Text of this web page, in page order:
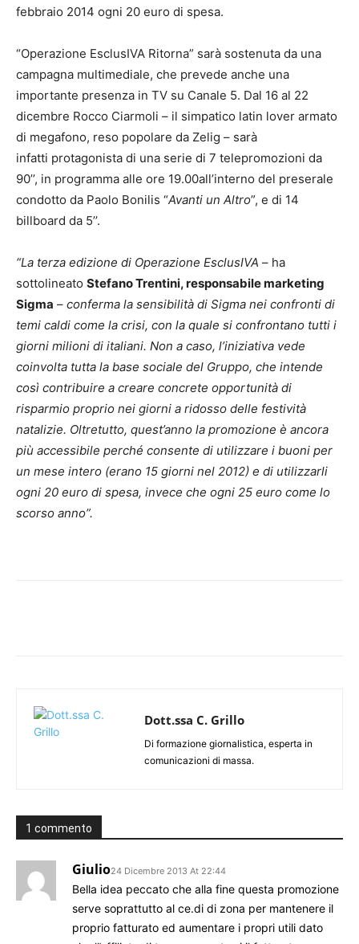
febbraio 2014 ogni 20 euro di spesa.
“Operazione EsclusIVA Ritorna” sarà sostenuta da una
campagna multimediale, che prevede anche una
importante presenza in TV su Canale 5. Dal 16 al 22
dicembre Rocco Ciarmoli – il simpatico latin lover armato
di megafono, reso popolare da Zelig – sarà
infatti protagonista di una serie di 7 telepromozioni da
90’’, in programma alle ore 19.00all’interno del preserale
condotto da Paolo Bonilis “Avanti un Altro”, e di 14
billboard da 5’’.
“La terza edizione di Operazione EsclusIVA – ha
sottolineato Stefano Trentini, responsabile marketing
Sigma – conferma la sensibilità di Sigma nei confronti di
temi caldi come la crisi, con la quale si confrontano tutti i
giorni milioni di italiani. Non a caso, l’iniziativa vede
coinvolta tutta la base sociale del Gruppo, che intende
così contribuire a creare concrete opportunità di
risparmio proprio nei giorni a ridosso delle festività
natalizie. Oltretutto, quest’anno la promozione è ancora
più accessibile perché consente di utilizzare i buoni per
un mese intero (erano 15 giorni nel 2012) e di utilizzarli
ogni 20 euro di spesa, invece che ogni 25 euro come lo
scorso anno”.
Dott.ssa C. Grillo
Di formazione giornalistica, esperta in
comunicazioni di massa.
1 commento
Giulio24 Dicembre 2013 At 22:44
Bella idea peccato che alla fine questa promozione
serve soprattutto al ce.di di zona per mantenere il
proprio fatturato ed aumentare i propri utili dato